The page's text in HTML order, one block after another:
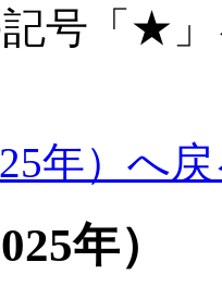
号「★」
年）へ
年）